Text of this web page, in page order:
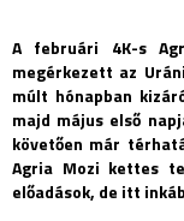
A februári 4K-s
megérkezett az
múlt hónapban
majd május első
követően már
Agria Mozi kettes
előadások, de itt